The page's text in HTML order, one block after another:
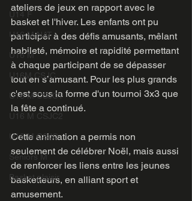
U14 F
U16 M NAT
U16 M
U16M CSJC
U16 M CSJC1
U16 M CSJC2
U18 M CSJC
Seniors M
Basket plaisir
ateliers de jeux en rapport avec le
basket et l'hiver. Les enfants ont pu
participer à des défis amusants, mêlant
habileté, mémoire et rapidité permettant
à chaque participant de se dépasser
tout en s’amusant. Pour les plus grands
c'est sous la forme d'un tournoi 3x3 que
la fête a continué.
Cette animation a permis non
seulement de célébrer Noël, mais aussi
de renforcer les liens entre les jeunes
basketteurs, en alliant sport et
amusement.